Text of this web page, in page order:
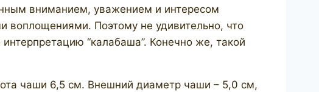
вниманием, уважением и интересом
воплощениями. Поэтому не удивительно, что
“калабаша”. Конечно же, такой
чаши 6,5 см. Внешний диаметр чаши – 5,0 см,